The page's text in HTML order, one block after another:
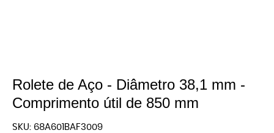
Rolete de Aço - Diâmetro 38,1 mm -
Comprimento útil de 850 mm
SKU: 68A601BAF3009